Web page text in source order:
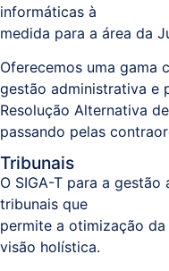
Processos
Business
Analytics
Resolução
Alternativa
de
Litígios
informáticas à
medida para a área da
Oferecemos uma gama
gestão administrativa e
Resolução Alternativa
passando pelas
Tribunais
O SIGA-T para a
tribunais que
permite a otimização
visão holística.